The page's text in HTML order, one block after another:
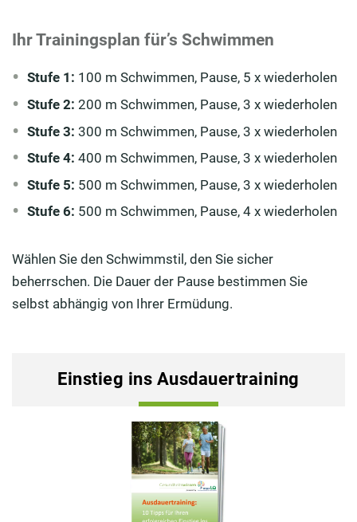
Ihr Trainingsplan für’s Schwimmen
Stufe 1: 100 m Schwimmen, Pause, 5 x wiederholen
Stufe 2:200 m Schwimmen, Pause, 3 x wiederholen
Stufe 3: 300 m Schwimmen, Pause, 3 x wiederholen
Stufe 4:400 m Schwimmen, Pause, 3 x wiederholen
Stufe 5: 500 m Schwimmen, Pause, 3 x wiederholen
Stufe 6: 500 m Schwimmen, Pause, 4 x wiederholen
Wählen Sie den Schwimmstil, den Sie sicher
beherrschen. Die Dauer der Pause bestimmen Sie
selbst abhängig von Ihrer Ermüdung.